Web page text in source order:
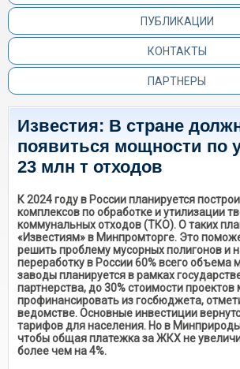
ПУБЛИКАЦИИ
КОНТАКТЫ
ПАРТНЕРЫ
Известия: В стране
появиться мощности по
23 млн т отходов
К 2024 году в России планируется
комплексов по обработке и утилизации
коммунальных отходов (ТКО). О таких
«Известиям» в Минпромторге. Это
решить проблему мусорных полигонов и
переработку в России 60% всего объема
заводы планируется в рамках
партнерства, до 30% стоимости проектов
профинансировать из госбюджета,
ведомстве. Основные инвестиции
тарифов для населения. Но в
чтобы общая платежка за ЖКХ не
более чем на 4%.